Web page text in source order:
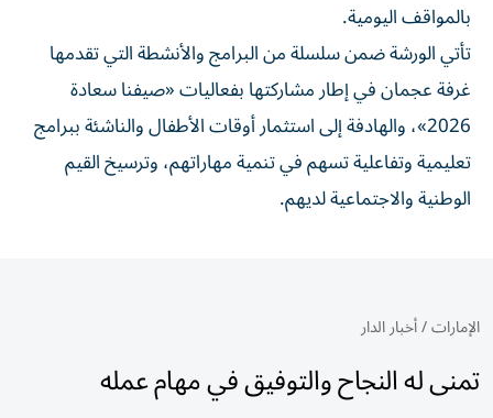
بالمواقف اليومية.
تأتي الورشة ضمن سلسلة من البرامج والأنشطة التي تقدمها
غرفة عجمان في إطار مشاركتها بفعاليات «صيفنا سعادة
2026»، والهادفة إلى استثمار أوقات الأطفال والناشئة ببرامج
تعليمية وتفاعلية تسهم في تنمية مهاراتهم، وترسيخ القيم
الوطنية والاجتماعية لديهم.
الإمارات/أخبار الدار
تمنى له النجاح والتوفيق في مهام عمله